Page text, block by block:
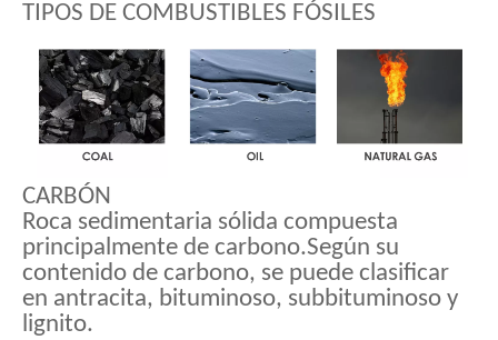
TIPOS DE COMBUSTIBLES FÓSILES
CARBÓN
Roca sedimentaria sólida compuesta
principalmente de carbono.Según su
contenido de carbono, se puede clasificar
en antracita, bituminoso, subbituminoso y
lignito.